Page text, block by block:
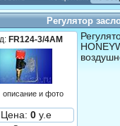
Регулятор
FR124-3/4AM
описание и фото
Цена: 0 у.е